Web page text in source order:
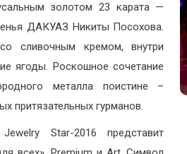
золотом 23 карата —
ДАКУАЗ Никиты Посохова.
сливочным кремом, внутри
ягоды. Роскошное сочетание
металла поистине –
притязательных гурманов.
Star-2016 представит